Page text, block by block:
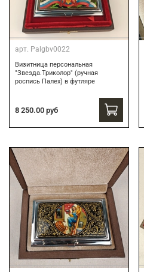
арт. Palgbv0022
Визитница персональная
"Звезда.Триколор" (ручная
роспись Палех) в футляре
8 250.00 руб